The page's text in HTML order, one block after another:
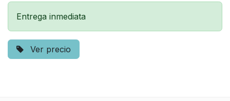
Entrega inmediata
Ver precio